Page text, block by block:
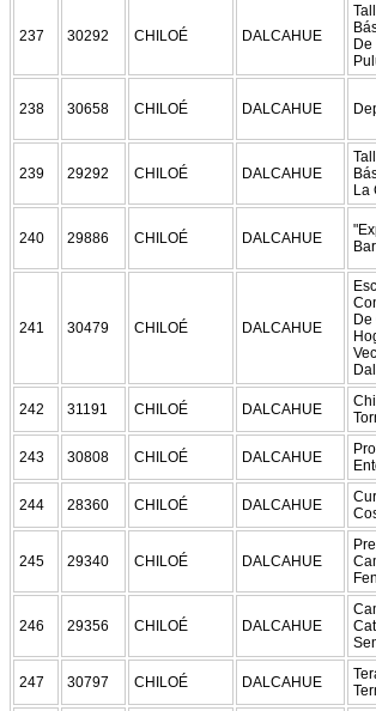
237 30292 CHILOÉ DALCAHUE
De
238 30658 CHILOÉ DALCAHUE
239 29292 CHILOÉ DALCAHUE
La
240 29886 CHILOÉ DALCAHUE
241 30479 CHILOÉ DALCAHUE
De
242 31191 CHILOÉ DALCAHUE
243 30808 CHILOÉ DALCAHUE
244 28360 CHILOÉ DALCAHUE
245 29340 CHILOÉ DALCAHUE
246 29356 CHILOÉ DALCAHUE
247 30797 CHILOÉ DALCAHUE